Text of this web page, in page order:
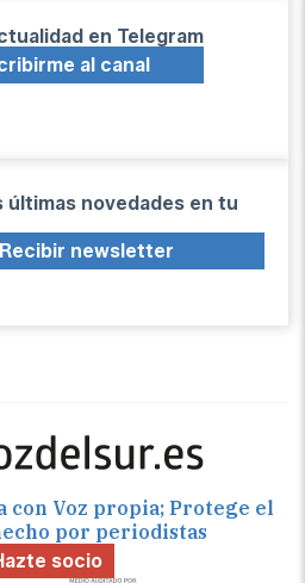
en Telegram
al canal
últimas novedades en tu
Recibir newsletter
con Voz propia; Protege el
por periodistas
socio